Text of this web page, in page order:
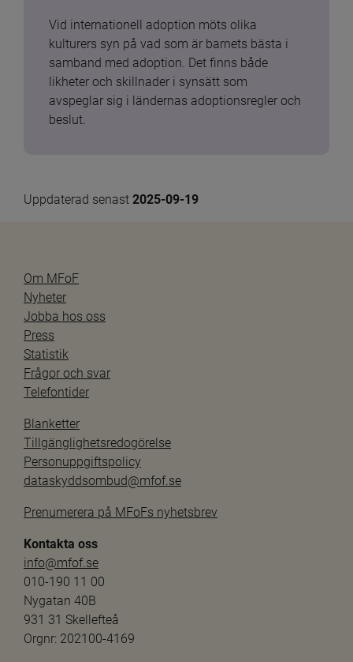
Vid internationell adoption möts olika
kulturers syn på vad som är barnets bästa i
samband med adoption. Det finns både
likheter och skillnader i synsätt som
avspeglar sig i ländernas adoptionsregler och
beslut.
Uppdaterad senast 2025-09-19
Om MFoF
Nyheter
Jobba hos oss
Press
Statistik
Frågor och svar
Telefontider
Blanketter
Tillgänglighetsredogörelse
Personuppgiftspolicy
dataskyddsombud@mfof.se
Prenumerera på MFoFs nyhetsbrev
Kontakta oss
info@mfof.se
010-190 11 00
Nygatan 40B
931 31 Skellefteå
Orgnr: 202100-4169